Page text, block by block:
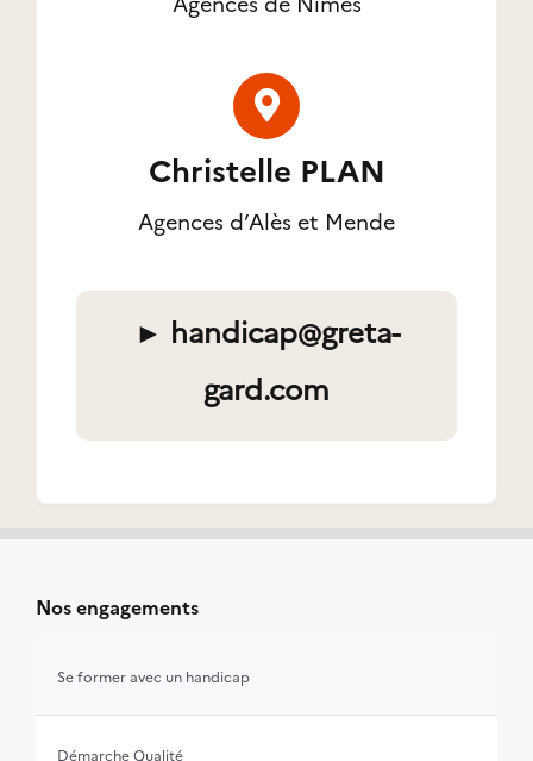
Christelle PLAN
Agences d’Alès et Mende
► handicap@greta-
gard.com
Nos engagements
Se former avec un handicap
Démarche Qualité